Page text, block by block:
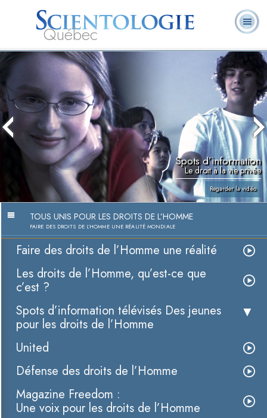
Québec
L. Ron Hubbard
Qu’est-ce que la
Scientologie ?
Foire aux
questions
Livres
Spots d’information
Le droit à la vie privée
Regarder la vidéo
TOUS UNIS POUR LES DROITS DE L’HOMME
FAIRE DES DROITS DE L’HOMME UNE RÉALITÉ MONDIALE
Faire des droits de l’Homme une réalité
Les droits de l’Homme, qu’est-ce que
c’est ?
Spots d’information télévisés Des jeunes
pour les droits de l’Homme
United
Défense des droits de l’Homme
Magazine Freedom :
Une voix pour les droits de l’Homme